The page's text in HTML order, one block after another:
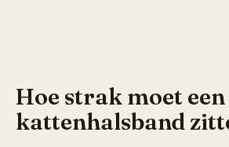
Hoe strak moet een
kattenhalsband